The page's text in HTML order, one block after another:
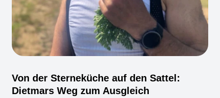
Von der Sterneküche auf den Sattel:
Dietmars Weg zum Ausgleich